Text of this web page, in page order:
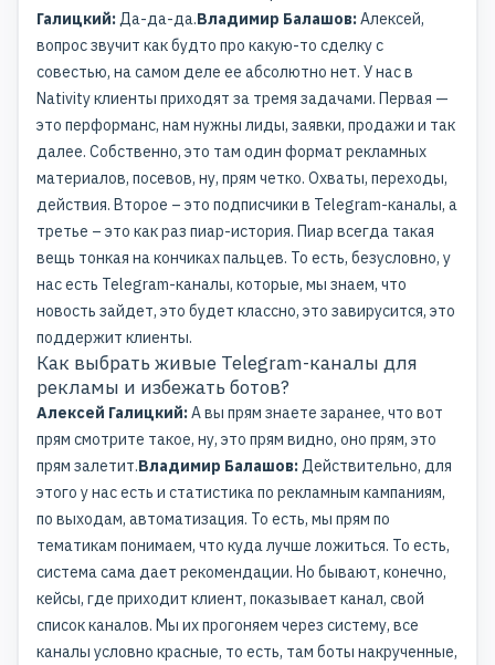
Галицкий:Да-да-да.Владимир Балашов:Алексей,
вопрос звучит как будто про какую-то сделку с
совестью, на самом деле ее абсолютно нет. У нас в
Nativity клиенты приходят за тремя задачами. Первая —
это перформанс, нам нужны лиды, заявки, продажи и так
далее. Собственно, это там один формат рекламных
материалов, посевов, ну, прям четко. Охваты, переходы,
действия. Второе – это подписчики в Telegram-каналы, а
третье – это как раз пиар-история. Пиар всегда такая
вещь тонкая на кончиках пальцев. То есть, безусловно, у
нас есть Telegram-каналы, которые, мы знаем, что
новость зайдет, это будет классно, это завирусится, это
поддержит клиенты.
Как выбрать живые Telegram-каналы для
рекламы и избежать ботов?
Алексей Галицкий:А вы прям знаете заранее, что вот
прям смотрите такое, ну, это прям видно, оно прям, это
прям залетит.Владимир Балашов:Действительно, для
этого у нас есть и статистика по рекламным кампаниям,
по выходам, автоматизация. То есть, мы прям по
тематикам понимаем, что куда лучше ложиться. То есть,
система сама дает рекомендации. Но бывают, конечно,
кейсы, где приходит клиент, показывает канал, свой
список каналов. Мы их прогоняем через систему, все
каналы условно красные, то есть, там боты накрученные,